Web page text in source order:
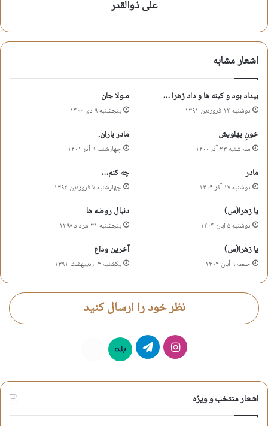
آرزوش بود که دلی بیتاب نشه
دست عمه اسیر طناب نشه
حرمله روبرو با رباب نشه
بغضشو توی گلو فرو میکرد
با یزید خیلی بگو مگو میکرد
تو وجود خواهرش ترس و که دید
مرگشو از خدا آرزو میکرد
علی ذوالقدر
بقیع
شعر شهادت حضرت امام سجاد
شعر شهادت حضرت زین العابدین
شعر شهادت علی ابن الحسین
علی ذوالقدر
کپی آدرس کوتاه
علی ذوالقدر
اشعار مشابه
بیداد بود و کینه ها و داد زهرا …
دوشنبه ۱۴ فروردین ۱۳۹۱
مـولا جان
پنجشنبه ۹ دی ۱۴۰۰
خونِ پهلویش
سه شنبه ۲۳ آذر ۱۴۰۰
مادر باران.
چهارشنبه ۹ آذر ۱۴۰۱
مادر
دوشنبه ۱۷ آذر ۱۴۰۴
چه کنم…
چهارشنبه ۷ فروردین ۱۳۹۲
یا زهرا(س)
دوشنبه ۵ آبان ۱۴۰۴
دنبال روضه ها
پنجشنبه ۳۱ مرداد ۱۳۹۸
یا زهرا(س)
جمعه ۹ آبان ۱۴۰۴
آخرین وداع
یکشنبه ۳ اردیبهشت ۱۳۹۱
نظر خود را ارسال کنید
اینستاگرامتلگرام بله
اشعار منتخب و ویژه